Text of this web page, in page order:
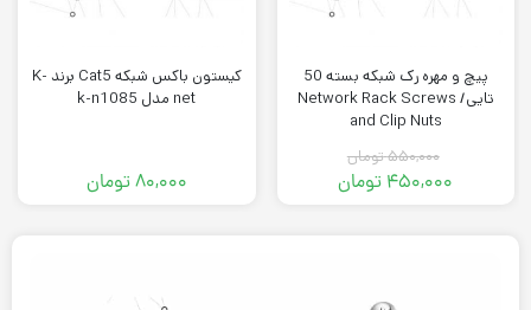
پیچ و مهره رک شبکه بسته 50
تایی/ Network Rack Screws
and Clip Nuts
۵۵۰,۰۰۰تومان
قیمت
۴۵۰,۰۰۰ تومان
قیمت
کیستون باکس شبکه Cat5 برند K-
net مدل k-n1085
۸۰,۰۰۰تومان